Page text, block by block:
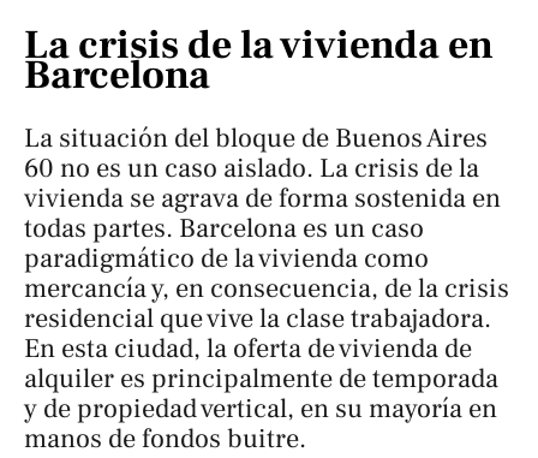
La crisis de la vivienda en
Barcelona
La situación del bloque de Buenos Aires
60 no es un caso aislado. La crisis de la
vivienda se agrava de forma sostenida en
todas partes. Barcelona es un caso
paradigmático de la vivienda como
mercancía y, en consecuencia, de la crisis
residencial que vive la clase trabajadora.
En esta ciudad, la oferta de vivienda de
alquiler es principalmente de temporada
y de propiedad vertical, en su mayoría en
manos de fondos buitre.